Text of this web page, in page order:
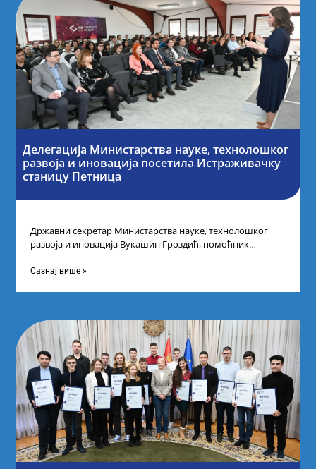
Делегација Министарства науке, технолошког
развоја и иновација посетила Истраживачку
станицу Петница
Државни секретар Министарства науке, технолошког
развоја и иновација Вукашин Гроздић, помоћник
промоцију
Сазнај више »